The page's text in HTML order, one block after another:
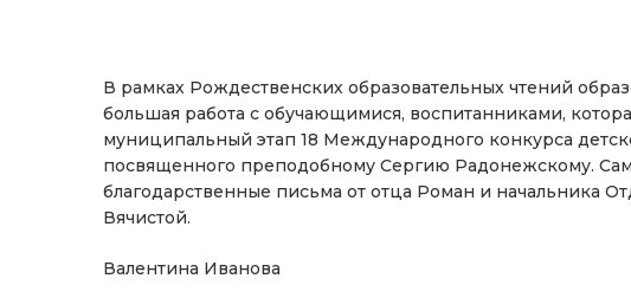
В рамках Рождественских образовательных чтений
большая работа с обучающимися, воспитанниками,
муниципальный этап 18 Международного конкурса
посвященного преподобному Сергию Радонежскому.
благодарственные письма от отца Роман и начальника
Вячистой.
Валентина Иванова